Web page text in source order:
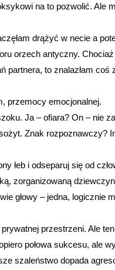
na to pozwolić. Ale
drążyć w necie a
orzech antyczny.
to znalazłam coś
przemocy emocjonalnej.
Ja – ofiara? On – nie
Znak rozpoznawczy?
łeb i odseparuj się od
zorganizowaną
głowy – jedna, logicznie
przestrzeni. Ale
połowa sukcesu, ale
szaleństwo dopada